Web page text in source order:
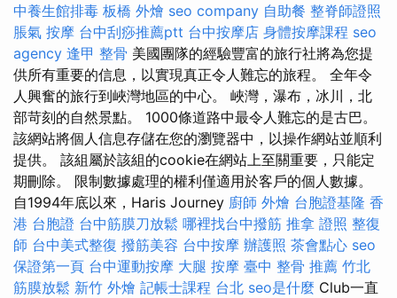
中養生館排毒 板橋 外燴 seo company 自助餐 整脊師證照
脹氣 按摩 台中刮痧推薦ptt 台中按摩店 身體按摩課程 seo
agency 逢甲 整骨 美國團隊的經驗豐富的旅行社將為您提
供所有重要的信息，以實現真正令人難忘的旅程。 全年令
人興奮的旅行到峽灣地區的中心。 峽灣，瀑布，冰川，北
部苛刻的自然景點。 1000條道路中最令人難忘的是古巴。
該網站將個人信息存儲在您的瀏覽器中，以操作網站並順利
提供。 該組屬於該組的cookie在網站上至關重要，只能定
期刪除。 限制數據處理的權利僅適用於客戶的個人數據。
自1994年底以來，Haris Journey 廚師 外燴 台胞證基隆 香
港 台胞證 台中筋膜刀放鬆 哪裡找台中撥筋 推拿 證照 整復
師 台中美式整復 撥筋美容 台中按摩 辦護照 茶會點心 seo
保證第一頁 台中運動按摩 大腿 按摩 臺中 整骨 推薦 竹北
筋膜放鬆 新竹 外燴 記帳士課程 台北 seo是什麼 Club一直